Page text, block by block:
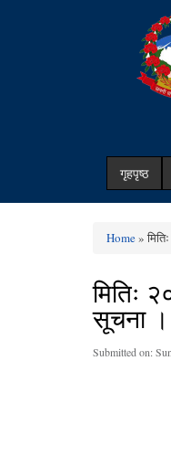
गृहपृष्ठ
Home»
मितिः
सूचना ।
Submitted on: